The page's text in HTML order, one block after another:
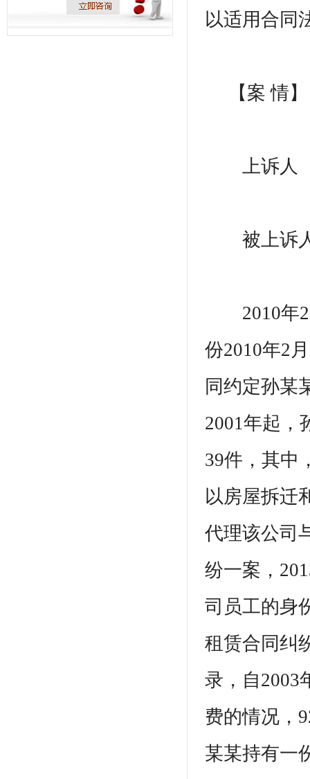
以适用合同
【案 情】
上诉人（
被上诉人
2010年2
份2010年2
同约定孙某
2001年起，
39件，其中
以房屋拆迁
代理该公司
纷一案，
司员工的身
租赁合同纠
录，自2003
费的情况，
某某持有一